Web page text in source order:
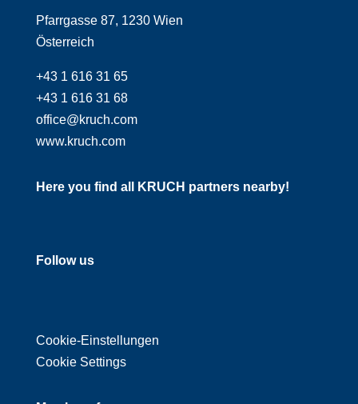
Pfarrgasse 87, 1230 Wien
Österreich
+43 1 616 31 65
+43 1 616 31 68
office@kruch.com
www.kruch.com
Here you find all KRUCH partners nearby!
Follow us
Cookie-Einstellungen
Cookie Settings